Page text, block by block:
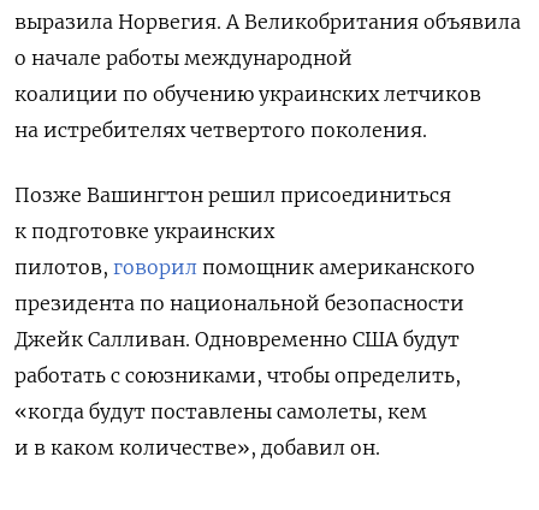
выразила Норвегия. А Великобритания объявила
о начале работы международной
коалиции по обучению украинских летчиков
на истребителях четвертого поколения.
Позже Вашингтон решил присоединиться
к подготовке украинских
пилотов, говорил помощник американского
президента по национальной безопасности
Джейк Салливан. Одновременно США будут
работать с союзниками, чтобы определить,
«когда будут поставлены самолеты, кем
и в каком количестве», добавил он.